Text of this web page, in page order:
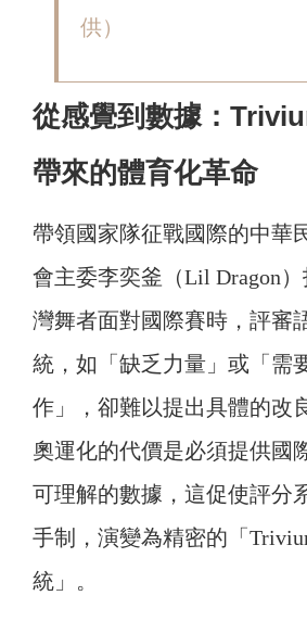
供）
從感覺到數據：
帶來的體育化革命
帶領國家隊征戰國際的中華
會主委李奕釜（Lil Dragon
灣舞者面對國際賽時，評審
統，如「缺乏力量」或「需
作」，卻難以提出具體的改
奧運化的代價是必須提供國
可理解的數據，這促使評分
手制，演變為精密的「
統」。